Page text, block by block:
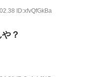
ID:xfvQfGkBa
？